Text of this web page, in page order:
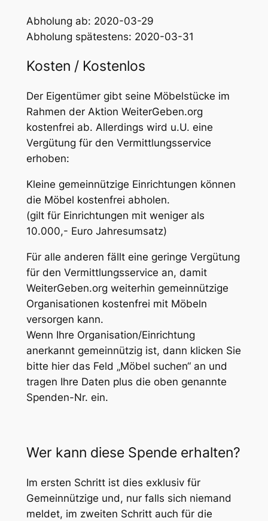
Abholung ab: 2020-03-29
Abholung spätestens: 2020-03-31
Kosten / Kostenlos
Der Eigentümer gibt seine Möbelstücke im
Rahmen der Aktion WeiterGeben.org
kostenfrei ab. Allerdings wird u.U. eine
Vergütung für den Vermittlungsservice
erhoben:
Kleine gemeinnützige Einrichtungen können
die Möbel kostenfrei abholen.
(gilt für Einrichtungen mit weniger als
10.000,- Euro Jahresumsatz)
Für alle anderen fällt eine geringe Vergütung
für den Vermittlungsservice an, damit
WeiterGeben.org weiterhin gemeinnützige
Organisationen kostenfrei mit Möbeln
versorgen kann.
Wenn Ihre Organisation/Einrichtung
anerkannt gemeinnützig ist, dann klicken Sie
bitte hier das Feld „Möbel suchen“ an und
tragen Ihre Daten plus die oben genannte
Spenden-Nr. ein.
Wer kann diese Spende erhalten?
Im ersten Schritt ist dies exklusiv für
Gemeinnützige und, nur falls sich niemand
meldet, im zweiten Schritt auch für die